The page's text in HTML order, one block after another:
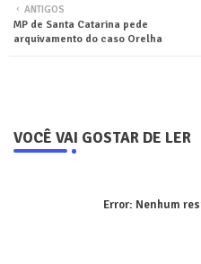
ANTIGOS
MP de Santa Catarina pede
arquivamento do caso Orelha
VOCÊ VAI GOSTAR DE LER
Error: Nenhum